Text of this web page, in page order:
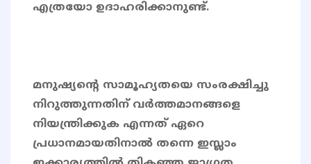
എത്രയോ ഉദാഹരിക്കാനുണ്ട്.
മനുഷ്യന്റെ സാമൂഹ്യതയെ സംരക്ഷിച്ചു
നിറുത്തുന്നതിന് വർത്തമാനങ്ങളെ
നിയന്ത്രിക്കുക എന്നത് ഏറെ
പ്രധാനമായതിനാൽ തന്നെ ഇസ്ലാം